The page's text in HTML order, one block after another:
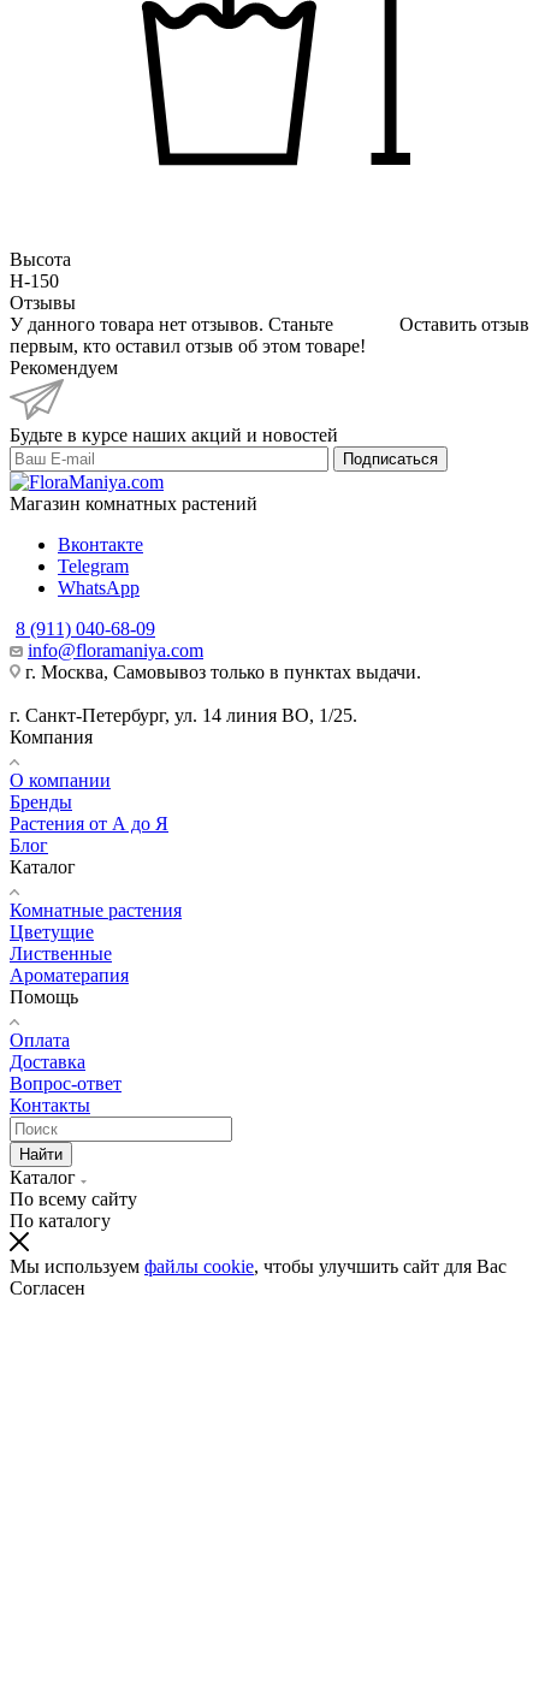
Высота
H-150
Отзывы
Оставить отзыв
У данного товара нет отзывов. Станьте
первым, кто оставил отзыв об этом товаре!
Рекомендуем
Будьте в курсе наших акций и новостей
Подписаться
Магазин комнатных растений
Вконтакте
Telegram
WhatsApp
8 (911) 040-68-09
info@floramaniya.com
г. Москва, Самовывоз только в пунктах выдачи.
г. Санкт-Петербург, ул. 14 линия ВО, 1/25.
Компания
О компании
Бренды
Растения от А до Я
Блог
Каталог
Комнатные растения
Цветущие
Лиственные
Ароматерапия
Помощь
Оплата
Доставка
Вопрос-ответ
Контакты
Найти
Каталог
По всему сайту
По каталогу
Мы используем файлы cookie, чтобы улучшить сайт для Вас
Согласен